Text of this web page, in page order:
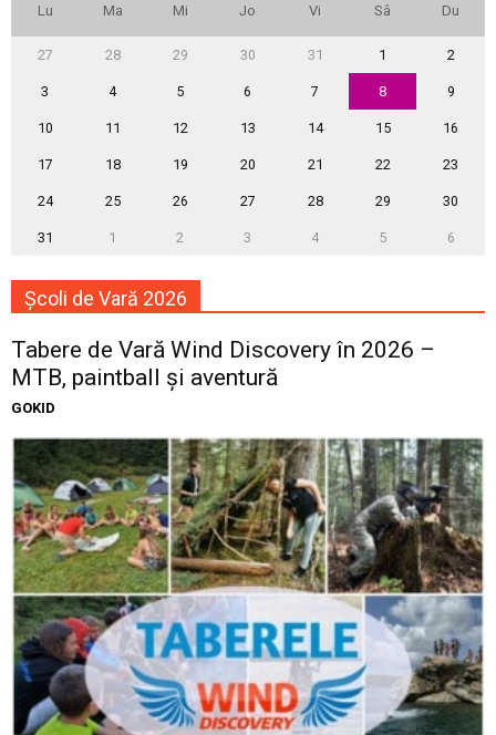
Lu Ma Mi Jo Vi Sâ Du
27 28 29 30 31 1 2
3 4 5 6 7 8 9
10 11 12 13 14 15 16
17 18 19 20 21 22 23
24 25 26 27 28 29 30
31 1 2 3 4 5 6
Școli de Vară 2026
Tabere de Vară Wind Discovery în 2026 –
MTB, paintball și aventură
GOKID